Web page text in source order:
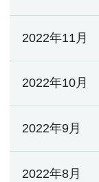
2022年11月
2022年10月
2022年9月
2022年8月